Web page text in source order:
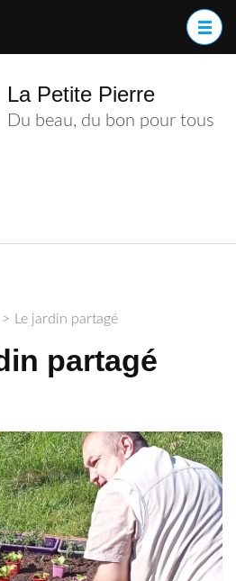
La Petite Pierre
Du beau, du bon pour tous
> Le jardin partagé
partagé